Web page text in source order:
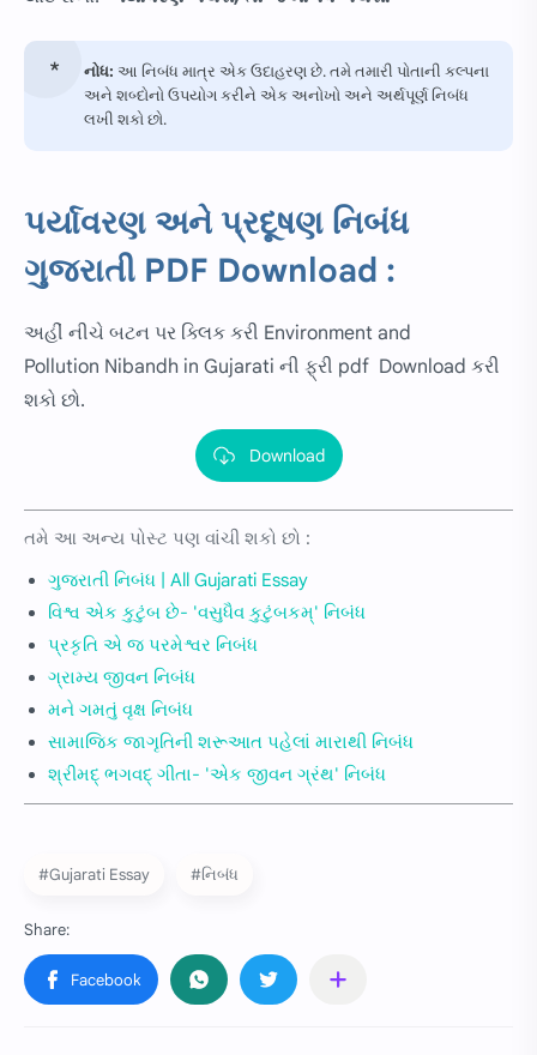
નોધ: આ નિબંધ માત્ર એક ઉદાહરણ છે. તમે તમારી પોતાની કલ્પના
અને શબ્દોનો ઉપયોગ કરીને એક અનોખો અને અર્થપૂર્ણ નિબંધ
લખી શકો છો.
પર્યાવરણ અને પ્રદૂષણ નિબંધ
ગુજરાતી PDF Download :
અહીં નીચે બટન પર ક્લિક કરી Environment and
Pollution Nibandh in Gujarati ની ફ્રી pdf Download કરી
શકો છો.
Download
તમે આ અન્ય પોસ્ટ પણ વાંચી શકો છો :
ગુજરાતી નિબંધ | All Gujarati Essay
વિશ્વ એક કુટુંબ છે- 'વસુધૈવ કુટુંબકમ્' નિબંધ
પ્રકૃતિ એ જ પરમેશ્વર નિબંધ
ગ્રામ્ય જીવન નિબંધ
મને ગમતું વૃક્ષ નિબંધ
સામાજિક જાગૃતિની શરૂઆત પહેલાં મારાથી નિબંધ
શ્રીમદ્ ભગવદ્ ગીતા- 'એક જીવન ગ્રંથ' નિબંધ
#Gujarati Essay #નિબંધ